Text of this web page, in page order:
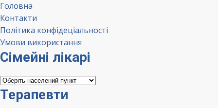
Головна
Контакти
Політика конфідеціальності
Умови використання
Сімейні лікарі
Сімейні
лікарі
Терапевти